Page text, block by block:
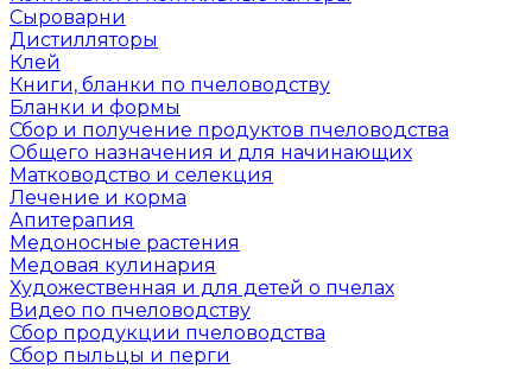
Сыроварни
Дистилляторы
Клей
Книги, бланки по пчеловодству
Бланки и формы
Сбор и получение продуктов пчеловодства
Общего назначения и для начинающих
Матководство и селекция
Лечение и корма
Апитерапия
Медоносные растения
Медовая кулинария
Художественная и для детей о пчелах
Видео по пчеловодству
Сбор продукции пчеловодства
Сбор пыльцы и перги